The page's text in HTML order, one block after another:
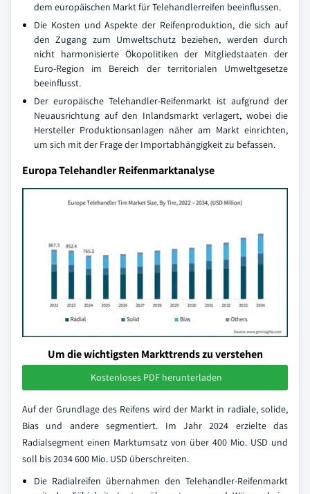
dem europäischen Markt für Telehandlerreifen beeinflussen.
Die Kosten und Aspekte der Reifenproduktion, die sich auf
den Zugang zum Umweltschutz beziehen, werden durch
nicht harmonisierte Ökopolitiken der Mitgliedstaaten der
Euro-Region im Bereich der territorialen Umweltgesetze
beeinflusst.
Der europäische Telehandler-Reifenmarkt ist aufgrund der
Neuausrichtung auf den Inlandsmarkt verlagert, wobei die
Hersteller Produktionsanlagen näher am Markt einrichten,
um sich mit der Frage der Importabhängigkeit zu befassen.
Europa Telehandler Reifenmarktanalyse
Um die wichtigsten Markttrends zu verstehen
Kostenloses PDF herunterladen
Auf der Grundlage des Reifens wird der Markt in radiale, solide,
Bias und andere segmentiert. Im Jahr 2024 erzielte das
Radialsegment einen Marktumsatz von über 400 Mio. USD und
soll bis 2034 600 Mio. USD überschreiten.
Die Radialreifen übernahmen den Telehandler-Reifenmarkt